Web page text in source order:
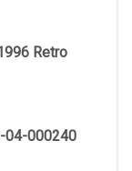
Retro
04-000240